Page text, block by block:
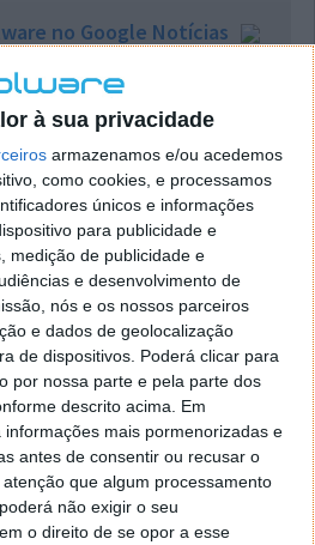
à sua privacidade
armazenamos e/ou acedemos
como cookies, e processamos
únicos e informações
para publicidade e
medição de publicidade e
e desenvolvimento de
nós e os nossos parceiros
e dados de geolocalização
de dispositivos. Poderá clicar para
por nossa parte e pela parte dos
descrito acima. Em
mais pormenorizadas e
antes de consentir ou recusar o
atenção que algum processamento
não exigir o seu
o direito de se opor a esse
no Google Notícias
faça uma sugestão
Autor:
especificação OnePlus
Tipo-C
ARTIGO
Classics…
ANTERIOR
o gestor de pacotes RPM